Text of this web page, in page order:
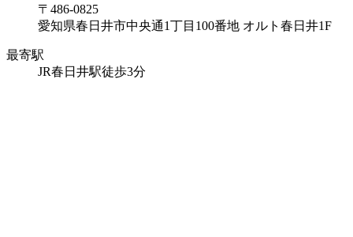
〒486-0825
愛知県春日井市中央通1丁目100番地 オルト春日井1F
最寄駅
JR春日井駅徒歩3分